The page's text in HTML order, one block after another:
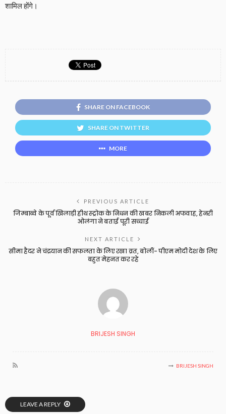
शामिल होंगे।
SHARE ON FACEBOOK
SHARE ON TWITTER
MORE
PREVIOUS ARTICLE
जिम्बाब्वे के पूर्व खिलाड़ी हीथ स्ट्रोक के निधन की खबर निकली अफवाह, हेनरी
ओलंगा ने बताई पूरी सच्चाई
NEXT ARTICLE
सीमा हैदर ने चंद्रयान की सफलता के लिए रखा व्रत, बोलीं- पीएम मोदी देश के लिए
बहुत मेहनत कर रहे
BRIJESH SINGH
BRIJESH SINGH
LEAVE A REPLY